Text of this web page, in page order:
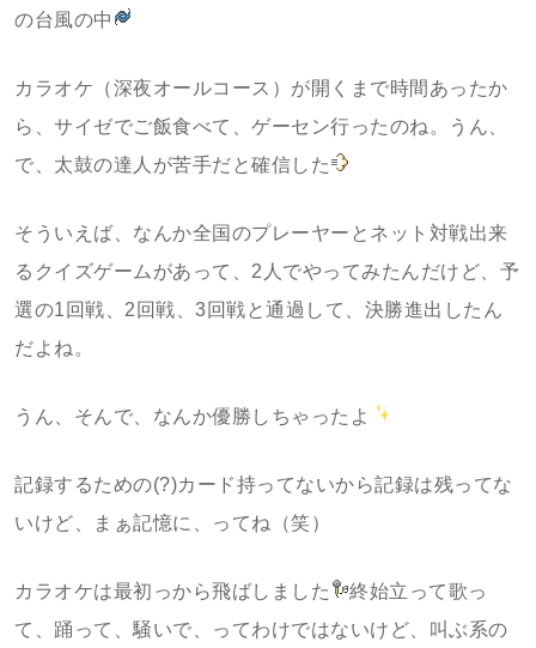
の台風の中
カラオケ（深夜オールコース）が開くまで時間あったか
ら、サイゼでご飯食べて、ゲーセン行ったのね。うん、
で、太鼓の達人が苦手だと確信した
そういえば、なんか全国のプレーヤーとネット対戦出来
るクイズゲームがあって、2人でやってみたんだけど、予
選の1回戦、2回戦、3回戦と通過して、決勝進出したん
だよね。
うん、そんで、なんか優勝しちゃったよ
記録するための(?)カード持ってないから記録は残ってな
いけど、まぁ記憶に、ってね（笑）
カラオケは最初っから飛ばしました
終始立って歌っ
て、踊って、騒いで、ってわけではないけど、叫ぶ系の